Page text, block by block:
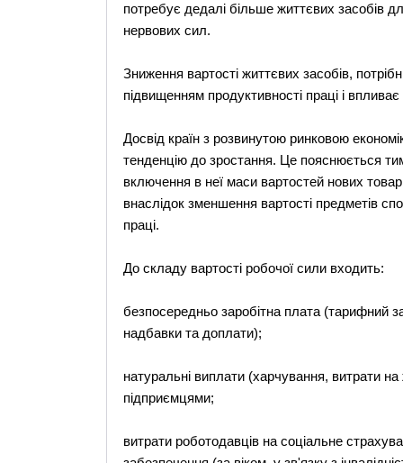
потребує дедалі більше життєвих засобів
нервових сил.
Зниження вартості життєвих засобів,
підвищенням продуктивності праці і
Досвід країн з розвинутою ринковою
тенденцію до зростання. Це пояснюється
включення в неї маси вартостей нових
внаслідок зменшення вартості предметів
праці.
До складу вартості робочої сили входить:
безпосередньо заробітна плата (тарифний
надбавки та доплати);
натуральні виплати (харчування, витрати
підприємцями;
витрати роботодавців на соціальне